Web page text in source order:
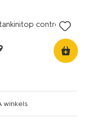
control
winkels